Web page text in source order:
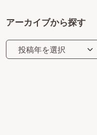
アーカイブから探す